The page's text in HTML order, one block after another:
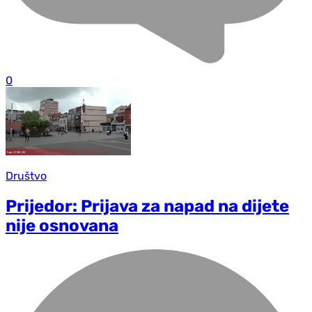
0
Društvo
Prijedor: Prijava za napad na dijete
nije osnovana